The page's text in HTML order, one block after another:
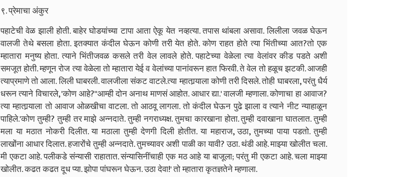
९. प्रेमाचा अंकुर
पहाटेची वेळ झाली होती. बाहेर घोडयांच्या टापा आता ऐकू येत नव्हत्या. तपास थांबला असावा. लिलीला जवळ घेऊन
वालजी तेथे बसला होता. इतक्यात कंदील घेऊन कोणी तरी येत होते. कोण राहत होते त्या भिंतीच्या आत?तो एक
म्हातारा मनुष्य होता. त्याने भिंतीजवळ कसले तरी वेल लावले होते. पहाटेच्या वेळेला त्या वेलांवर कीड पडते अशी
समजूत होती. म्हणून रोज त्या वेळेला तो म्हातारा येई व वेलांच्या पानांवरून हात फिरवी. ते वेल तो हळूच झटकी. आजही
त्याप्रमाणे तो आला. लिली घाबरली. वालजीला संकट वाटले.त्या म्हातार्‍याला कोणी तरी दिसले. तोही घाबरला,परंतु धैर्य
धरून त्याने विचारले, 'कोण आहे?''आम्ही दोन अनाथ माणसं आहोत. आधार द्या.'वालजी म्हणाला. कोणाचा हा आवाज?
त्या म्हातार्‍याला तो आवाज ओळखीचा वाटला. तो आठवू लागला. तो कंदील घेऊन पुढे झाला व त्याने नीट न्याहाळून
पाहिले.'कोण तुम्ही?तुम्ही तर माझे अन्नदाते. तुम्ही नगराध्यक्ष. तुमचा कारखाना होता. तुम्ही दवाखाना घातलात. तुम्ही
मला या मठात नोकरी दिलीत. या मठाला तुम्ही देणगी दिली होतीत. या महाराज,उठा,तुमच्या पाया पडतो. तुम्ही
लाखोंना आधार दिलात. हजारोंचे तुम्ही अन्नदाते. तुमच्यावर अशी पाळी का यावी?उठा. थंडी आहे. माझ्या खोलीत चला.
मी एकटा आहे. पलीकडे संन्यासी राहातात. संन्यासिनींचाही एक मठ आहे या बाजूला;परंतु मी एकटा आहे. चला माझ्या
खोलीत. कढत कढत दूध प्या. झोपा पांघरून घेऊन. उठा देवा!'तो म्हातारा कृतज्ञतेने म्हणाला.